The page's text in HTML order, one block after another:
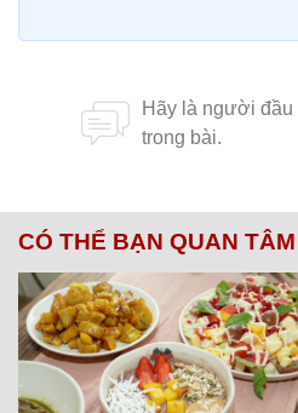
CÓ THỂ BẠN QUAN TÂM